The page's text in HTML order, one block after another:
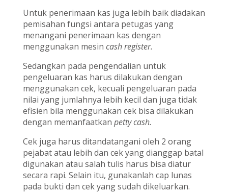
Untuk penerimaan kas juga lebih baik diadakan
pemisahan fungsi antara petugas yang
menangani penerimaan kas dengan
menggunakan mesin cash register.
Sedangkan pada pengendalian untuk
pengeluaran kas harus dilakukan dengan
menggunakan cek, kecuali pengeluaran pada
nilai yang jumlahnya lebih kecil dan juga tidak
efisien bila menggunakan cek bisa dilakukan
dengan memanfaatkan petty cash.
Cek juga harus ditandatangani oleh 2 orang
pejabat atau lebih dan cek yang dianggap batal
digunakan atau salah tulis harus bisa diatur
secara rapi. Selain itu, gunakanlah cap lunas
pada bukti dan cek yang sudah dikeluarkan.